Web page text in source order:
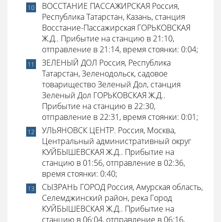
ВОССТАНИЕ ПАССАЖИРСКАЯ Россия,
Республика Татарстан, Казань, станция
Восстание-Пассажирская ГОРЬКОВСКАЯ
Ж.Д.. Прибытие на станцию в 21:10,
отправление в 21:14, время стоянки: 0:04;
ЗЕЛЕНЫЙ ДОЛ Россия, Республика
Татарстан, Зеленодольск, садовое
товарищество Зеленый Дол, станция
Зеленый Дол ГОРЬКОВСКАЯ Ж.Д..
Прибытие на станцию в 22:30,
отправление в 22:31, время стоянки: 0:01;
УЛЬЯНОВСК ЦЕНТР. Россия, Москва,
Центральный административный округ
КУЙБЫШЕВСКАЯ Ж.Д.. Прибытие на
станцию в 01:56, отправление в 02:36,
время стоянки: 0:40;
СЫЗРАНЬ ГОРОД Россия, Амурская область,
Селемджинский район, река Город
КУЙБЫШЕВСКАЯ Ж.Д.. Прибытие на
станцию в 06:04, отправление в 06:16,